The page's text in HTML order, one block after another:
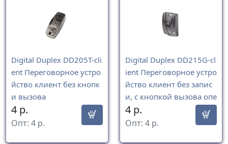
Digital Duplex DD205T-cli
ent Переговорное устро
йство клиент без кнопк
и вызова
4 р.
Опт: 4 р.
Digital Duplex DD215G-cl
ient Переговорное устро
йство клиент без запис
и, с кнопкой вызова опе
ратора.
4 р.
Опт: 4 р.